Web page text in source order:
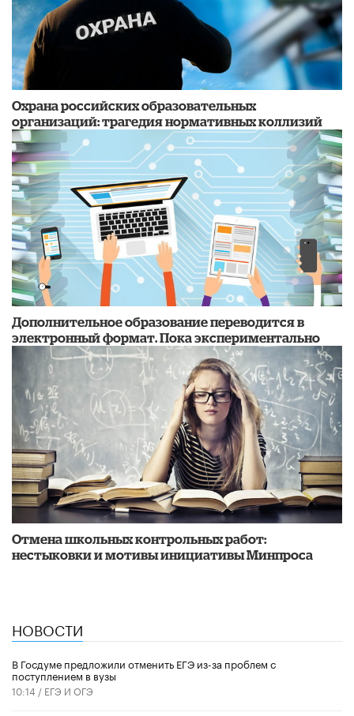
Охрана российских образовательных
организаций: трагедия нормативных коллизий
Дополнительное образование переводится в
электронный формат. Пока экспериментально
Отмена школьных контрольных работ:
нестыковки и мотивы инициативы Минпроса
НОВОСТИ
В Госдуме предложили отменить ЕГЭ из-за проблем с
поступлением в вузы
10:14 / ЕГЭ И ОГЭ